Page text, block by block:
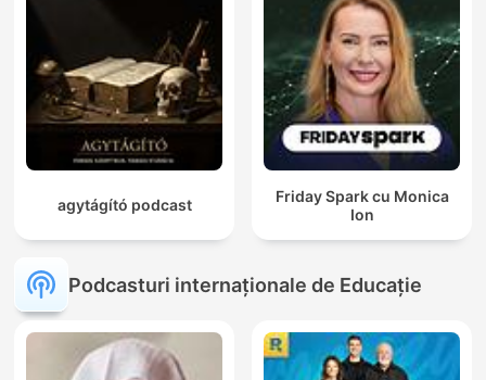
agytágító podcast
Friday Spark cu Monica
Ion
Podcasturi internaționale de Educație